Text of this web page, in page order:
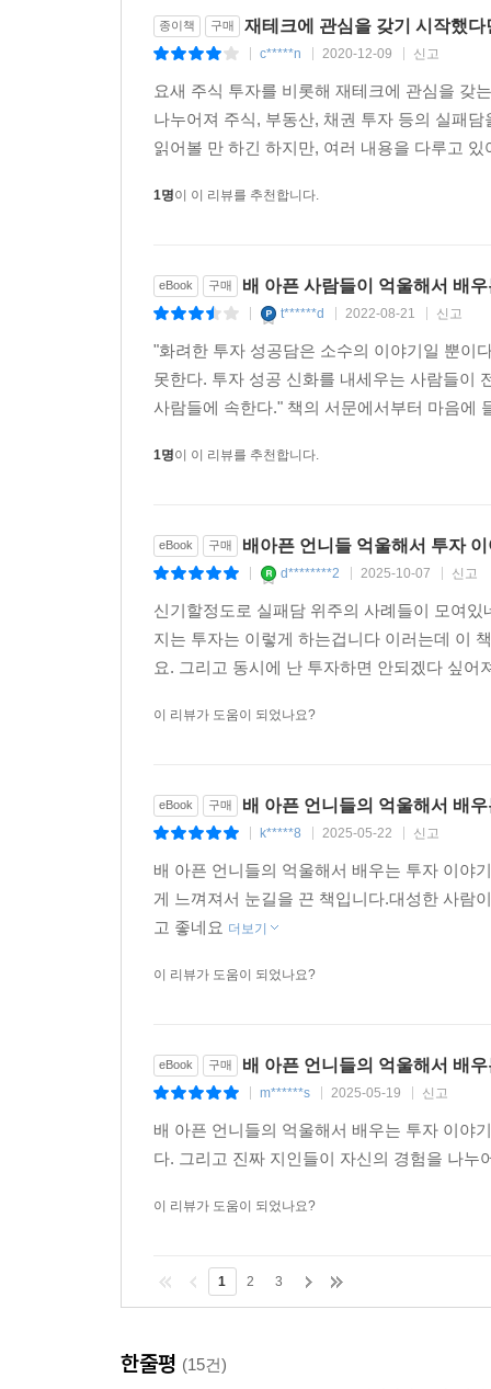
종이책 구매 재테크에 관심을 갖기 시작했
c*****n 2020-12-09 신고
요새 주식 투자를 비롯해 재테크에 관심을 갖
나누어져 주식, 부동산, 채권 투자 등의 실패
읽어볼 만 하긴 하지만, 여러 내용을 다루고
1명이 이 리뷰를 추천합니다.
eBook 구매 배 아픈 사람들이 억울해서 배
t******d 2022-08-21 신고
"화려한 투자 성공담은 소수의 이야기일 뿐이
못한다. 투자 성공 신화를 내세우는 사람들이
사람들에 속한다." 책의 서문에서부터 마음에
1명이 이 리뷰를 추천합니다.
eBook 구매 배아픈 언니들 억울해서 투자
d********2 2025-10-07 신고
신기할정도로 실패담 위주의 사례들이 모여
지는 투자는 이렇게 하는겁니다 이러는데 이
요. 그리고 동시에 난 투자하면 안되겠다 싶어
이 리뷰가 도움이 되었나요?
eBook 구매 배 아픈 언니들의 억울해서 배
k*****8 2025-05-22 신고
배 아픈 언니들의 억울해서 배우는 투자 이야
게 느껴져서 눈길을 끈 책입니다.대성한 사람
고 좋네요 더보기
이 리뷰가 도움이 되었나요?
eBook 구매 배 아픈 언니들의 억울해서 배
m******s 2025-05-19 신고
배 아픈 언니들의 억울해서 배우는 투자 이야
다. 그리고 진짜 지인들이 자신의 경험을 나
이 리뷰가 도움이 되었나요?
1 2 3
한줄평 (15건)